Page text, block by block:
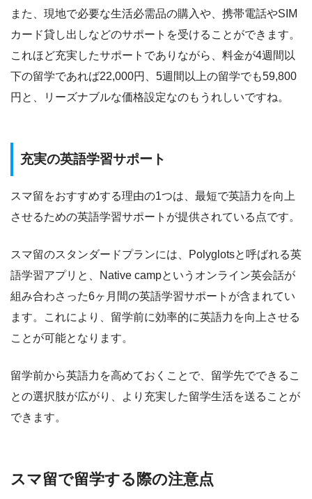
また、現地で必要な生活必需品の購入や、携帯電話やSIM
カード貸し出しなどのサポートを受けることができます。
これほど充実したサポートでありながら、料金が4週間以
下の留学であれば22,000円、5週間以上の留学でも59,800
円と、リーズナブルな価格設定なのもうれしいですね。
充実の英語学習サポート
スマ留をおすすめする理由の1つは、最短で英語力を向上
させるための英語学習サポートが提供されている点です。
スマ留のスタンダードプランには、Polyglotsと呼ばれる英
語学習アプリと、Native campというオンライン英会話が
組み合わさった6ヶ月間の英語学習サポートが含まれてい
ます。
これにより、留学前に効率的に英語力を向上させる
ことが可能となります。
留学前から英語力を高めておくことで、留学先でできるこ
との選択肢が広がり、より充実した留学生活を送ることが
できます。
スマ留で留学する際の注意点